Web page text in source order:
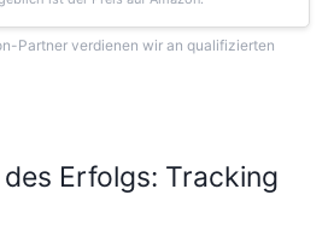
Partner verdienen wir an qualifizierten
Erfolgs: Tracking